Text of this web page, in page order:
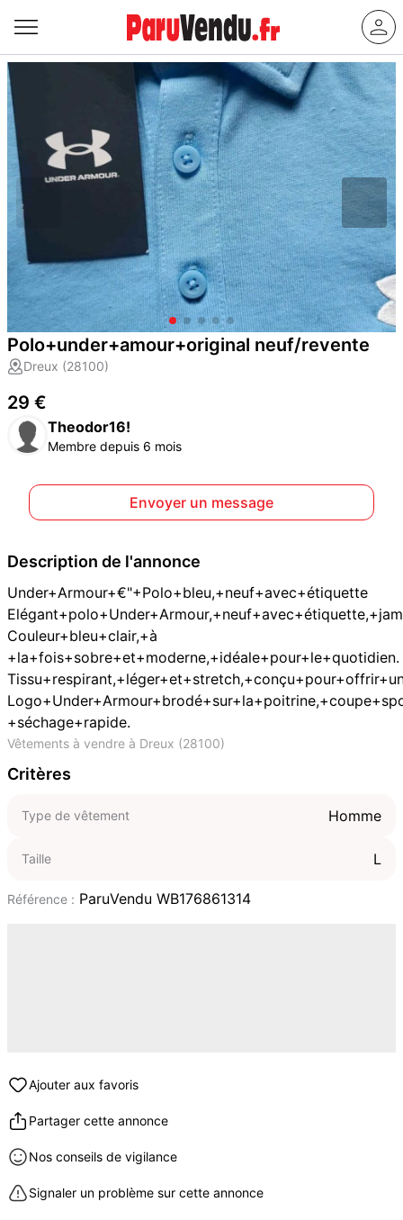
Polo+under+amour+original neuf/revente
Dreux (28100)
29 €
Theodor16!
Membre depuis 6 mois
Envoyer un message
Description de l'annonce
Under+Armour+€"+Polo+bleu,+neuf+avec+étiquette
Couleur+bleu+clair,+à
+la+fois+sobre+et+moderne,+idéale+pour+le+quotidien.
+séchage+rapide.
Vêtements à vendre à Dreux (28100)
Critères
Type de vêtement Homme
Taille L
Référence : ParuVendu WB176861314
Ajouter aux favoris
Partager cette annonce
Nos conseils de vigilance
Signaler un problème sur cette annonce